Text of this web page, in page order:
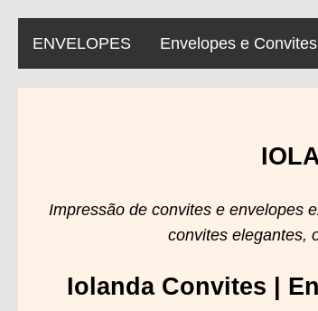
ENVELOPES Envelopes e Convites
Impressão de convites e envelopes
convites elegantes,
Iolanda Convites |